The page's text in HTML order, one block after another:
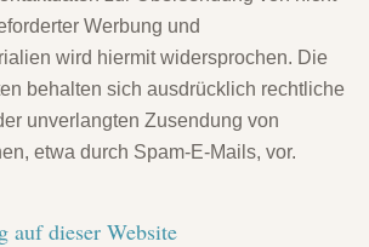
Werbung und
wird hiermit widersprochen. Die
behalten sich ausdrücklich rechtliche
unverlangten Zusendung von
etwa durch Spam-E-Mails, vor.
auf dieser Website